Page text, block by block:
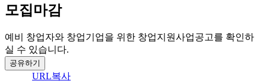
모집마감
예비 창업자와 창업기업을 위한 창업지원사업공고를 확인하
실 수 있습니다.
공유하기
URL복사